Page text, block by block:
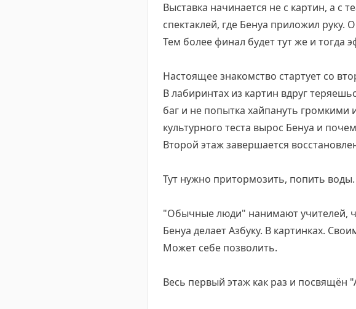
Выставка начинается не с картин, а с
спектаклей, где Бенуа приложил
Тем более финал будет тут же и тогда
Настоящее знакомство стартует со
В лабиринтах из картин вдруг
баг и не попытка хайпануть громкими
культурного теста вырос Бенуа и
Второй этаж завершается
Тут нужно притормозить, попить
"Обычные люди" нанимают учителей,
Бенуа делает Азбуку. В картинках.
Может себе позволить.
Весь первый этаж как раз и посвящён